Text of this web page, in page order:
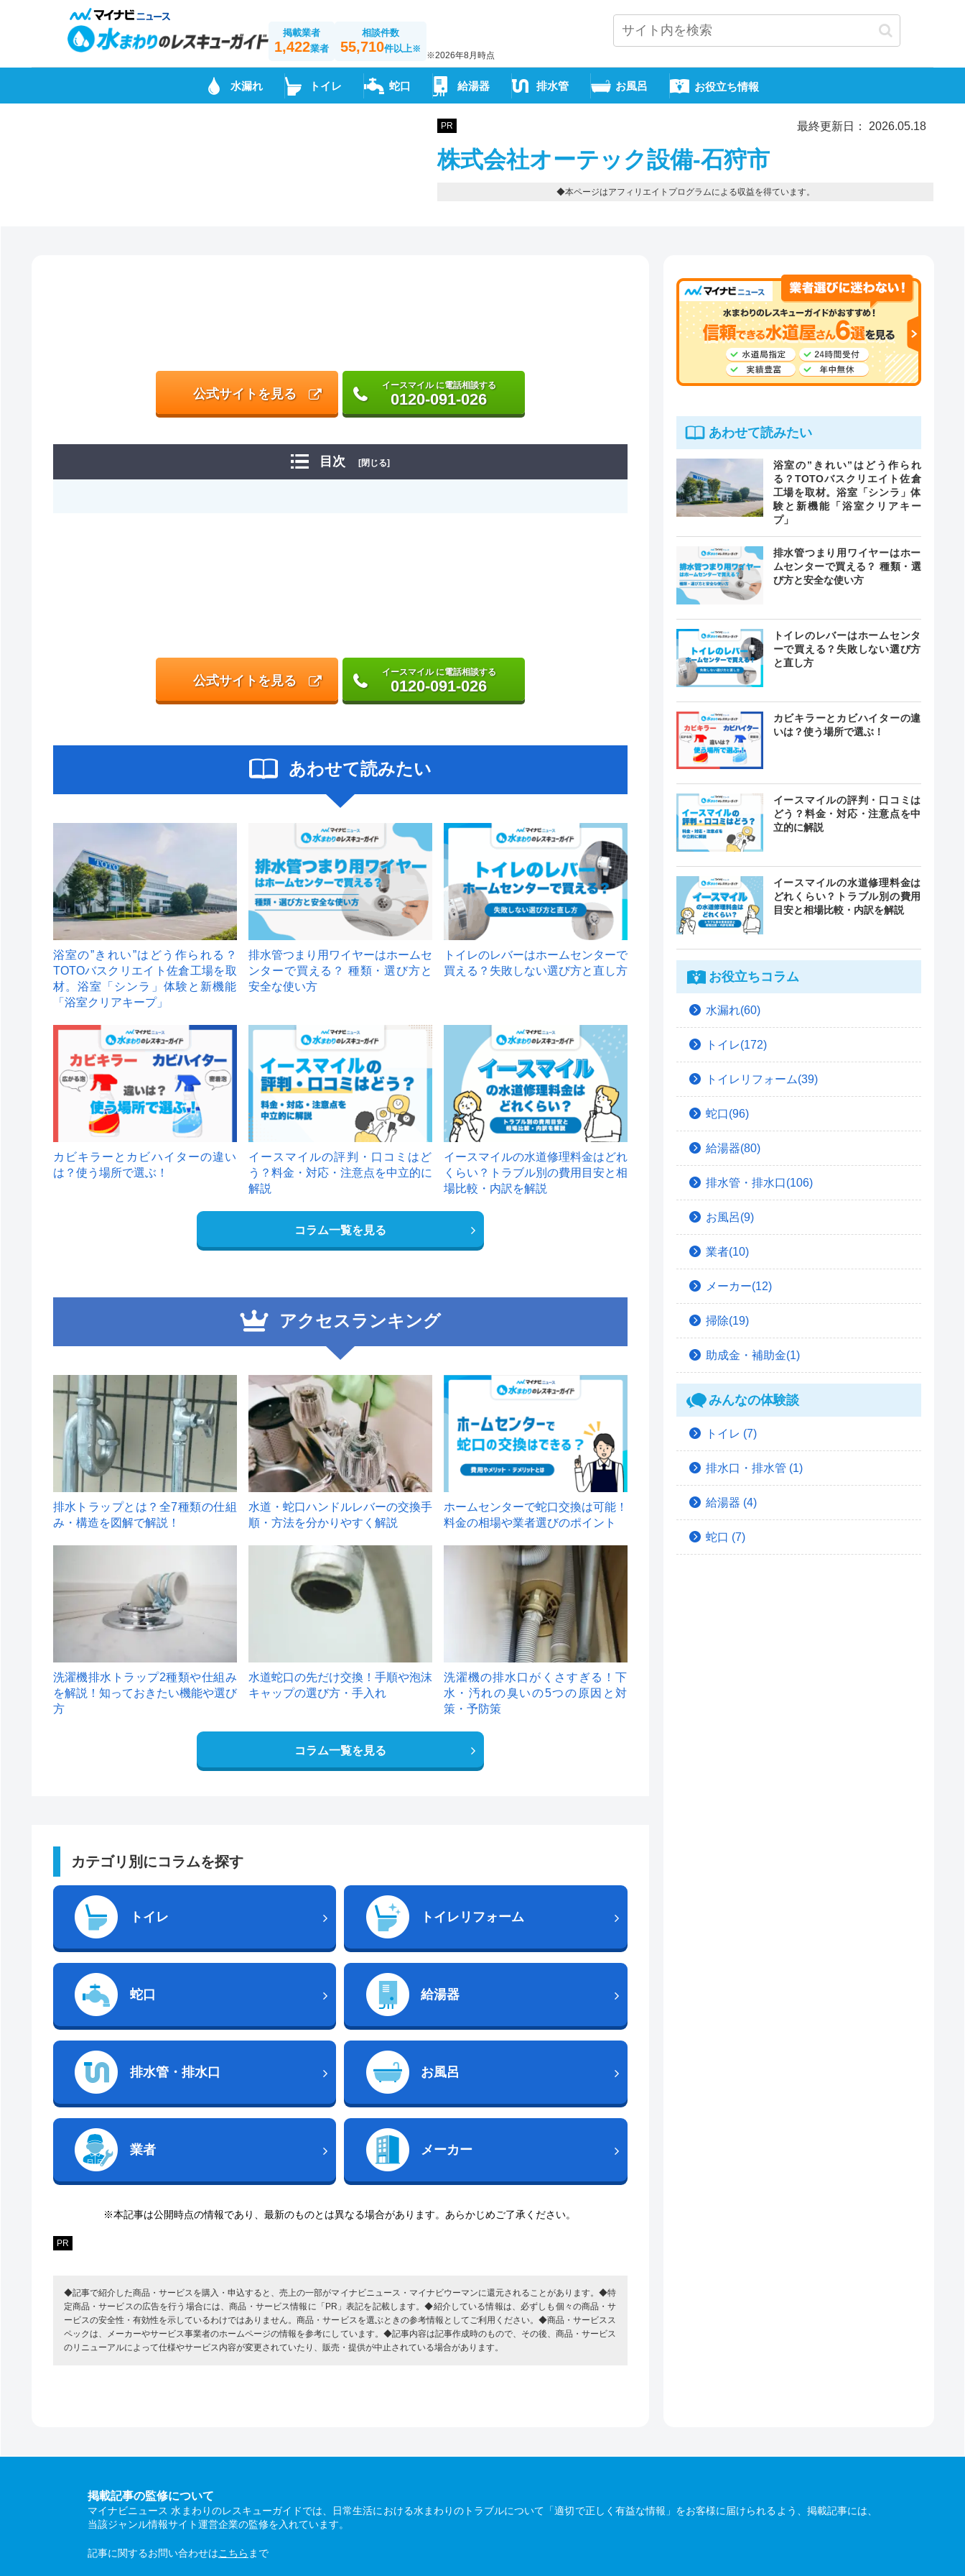
掲載業者
1,422業者
相談件数
55,710件以上※
※2026年8月時点
水漏れ トイレ 蛇口 給湯器 排水管 お風呂 お役立ち情報
PR 最終更新日： 2026.05.18
株式会社オーテック設備-石狩市
◆本ページはアフィリエイトプログラムによる収益を得ています。
公式サイトを見る
イースマイル に電話相談する
0120-091-026
目次 [閉じる]
公式サイトを見る
イースマイル に電話相談する
0120-091-026
あわせて読みたい
浴室の”きれい”はどう作られる？
TOTOバスクリエイト佐倉工場を取
材。浴室「シンラ」体験と新機能
「浴室クリアキープ」
排水管つまり用ワイヤーはホームセ
ンターで買える？ 種類・選び方と
安全な使い方
トイレのレバーはホームセンターで
買える？失敗しない選び方と直し方
カビキラーとカビハイターの違い
は？使う場所で選ぶ！
イースマイルの評判・口コミはど
う？料金・対応・注意点を中立的に
解説
イースマイルの水道修理料金はどれ
くらい？トラブル別の費用目安と相
場比較・内訳を解説
コラム一覧を見る
アクセスランキング
1
排水トラップとは？全7種類の仕組
み・構造を図解で解説！
2
水道・蛇口ハンドルレバーの交換手
順・方法を分かりやすく解説
ホームセンターで蛇口交換は可能！
料金の相場や業者選びのポイント
洗濯機排水トラップ2種類や仕組み
を解説！知っておきたい機能や選び
方
水道蛇口の先だけ交換！手順や泡沫
キャップの選び方・手入れ
洗濯機の排水口がくさすぎる！下
水・汚れの臭いの5つの原因と対
策・予防策
コラム一覧を見る
カテゴリ別にコラムを探す
トイレ トイレリフォーム
蛇口 給湯器
排水管・排水口 お風呂
業者 メーカー
※本記事は公開時点の情報であり、最新のものとは異なる場合があります。あらかじめご了承ください。
PR
◆記事で紹介した商品・サービスを購入・申込すると、売上の一部がマイナビニュース・マイナビウーマンに還元されることがあります。◆特
定商品・サービスの広告を行う場合には、商品・サービス情報に「PR」表記を記載します。◆紹介している情報は、必ずしも個々の商品・サ
ービスの安全性・有効性を示しているわけではありません。商品・サービスを選ぶときの参考情報としてご利用ください。◆商品・サービスス
ペックは、メーカーやサービス事業者のホームページの情報を参考にしています。◆記事内容は記事作成時のもので、その後、商品・サービス
のリニューアルによって仕様やサービス内容が変更されていたり、販売・提供が中止されている場合があります。
あわせて読みたい
浴室の”きれい”はどう作られ
る？TOTOバスクリエイト佐倉
工場を取材。浴室「シンラ」体
験と新機能「浴室クリアキー
プ」
排水管つまり用ワイヤーはホー
ムセンターで買える？ 種類・選
び方と安全な使い方
トイレのレバーはホームセンタ
ーで買える？失敗しない選び方
と直し方
カビキラーとカビハイターの違
いは？使う場所で選ぶ！
イースマイルの評判・口コミは
どう？料金・対応・注意点を中
立的に解説
イースマイルの水道修理料金は
どれくらい？トラブル別の費用
目安と相場比較・内訳を解説
お役立ちコラム
水漏れ(60)
トイレ(172)
トイレリフォーム(39)
蛇口(96)
給湯器(80)
排水管・排水口(106)
お風呂(9)
業者(10)
メーカー(12)
掃除(19)
助成金・補助金(1)
みんなの体験談
トイレ (7)
排水口・排水管 (1)
給湯器 (4)
蛇口 (7)
掲載記事の監修について
マイナビニュース 水まわりのレスキューガイドでは、日常生活における水まわりのトラブルについて「適切で正しく有益な情報」をお客様に届けられるよう、掲載記事には、
当該ジャンル情報サイト運営企業の監修を入れています。
記事に関するお問い合わせはこちら まで